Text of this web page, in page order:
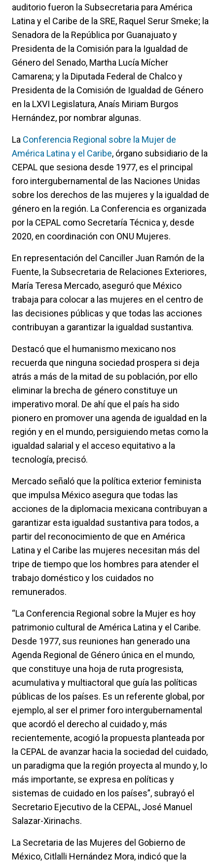
auditorio fueron la Subsecretaria para América
Latina y el Caribe de la SRE, Raquel Serur Smeke; la
Senadora de la República por Guanajuato y
Presidenta de la Comisión para la Igualdad de
Género del Senado, Martha Lucía Mícher
Camarena; y la Diputada Federal de Chalco y
Presidenta de la Comisión de Igualdad de Género
en la LXVI Legislatura, Anaís Miriam Burgos
Hernández, por nombrar algunas.
La Conferencia Regional sobre la Mujer de
América Latina y el Caribe, órgano subsidiario de la
CEPAL que sesiona desde 1977, es el principal
foro intergubernamental de las Naciones Unidas
sobre los derechos de las mujeres y la igualdad de
género en la región. La Conferencia es organizada
por la CEPAL como Secretaría Técnica y, desde
2020, en coordinación con ONU Mujeres.
En representación del Canciller Juan Ramón de la
Fuente, la Subsecretaria de Relaciones Exteriores,
María Teresa Mercado, aseguró que México
trabaja para colocar a las mujeres en el centro de
las decisiones públicas y que todas las acciones
contribuyan a garantizar la igualdad sustantiva.
Destacó que el humanismo mexicano nos
recuerda que ninguna sociedad prospera si deja
atrás a más de la mitad de su población, por ello
eliminar la brecha de género constituye un
imperativo moral. De ahí que el país ha sido
pionero en promover una agenda de igualdad en la
región y en el mundo, persiguiendo metas como la
igualdad salarial y el acceso equitativo a la
tecnología, precisó.
Mercado señaló que la política exterior feminista
que impulsa México asegura que todas las
acciones de la diplomacia mexicana contribuyan a
garantizar esta igualdad sustantiva para todos, a
partir del reconocimiento de que en América
Latina y el Caribe las mujeres necesitan más del
tripe de tiempo que los hombres para atender el
trabajo doméstico y los cuidados no
remunerados.
“La Conferencia Regional sobre la Mujer es hoy
patrimonio cultural de América Latina y el Caribe.
Desde 1977, sus reuniones han generado una
Agenda Regional de Género única en el mundo,
que constituye una hoja de ruta progresista,
acumulativa y multiactoral que guía las políticas
públicas de los países. Es un referente global, por
ejemplo, al ser el primer foro intergubernamental
que acordó el derecho al cuidado y, más
recientemente, acogió la propuesta planteada por
la CEPAL de avanzar hacia la sociedad del cuidado,
un paradigma que la región proyecta al mundo y, lo
más importante, se expresa en políticas y
sistemas de cuidado en los países”, subrayó el
Secretario Ejecutivo de la CEPAL, José Manuel
Salazar-Xirinachs.
La Secretaria de las Mujeres del Gobierno de
México, Citlalli Hernández Mora, indicó que la